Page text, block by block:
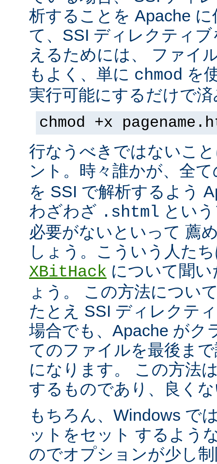
析することを Apache
て、SSI ディレクティ
えるためには、 ファイ
もよく、単に chmod を
実行可能にするだけで
chmod +x
行なうべきではないこ
ント。時々誰かが、全
を SSI で解析するよう
わざわざ .shtml とい
必要がないといって 薦
しょう。こういう人た
XBitHack について聞
ょう。 この方法につい
たとえ SSI ディレクテ
場合でも、Apache がク
てのファイルを最後ま
になります。 この方法
するものであり、良く
もちろん、Windows で
ットをセット するよう
のでオプションが少し